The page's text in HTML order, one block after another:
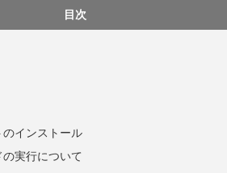
目次
インストール
実行について